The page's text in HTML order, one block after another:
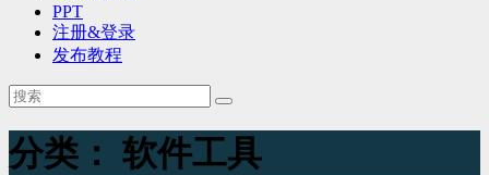
PPT
注册&登录
发布教程
分类： 软件工具